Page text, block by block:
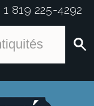
1 819 225-4292